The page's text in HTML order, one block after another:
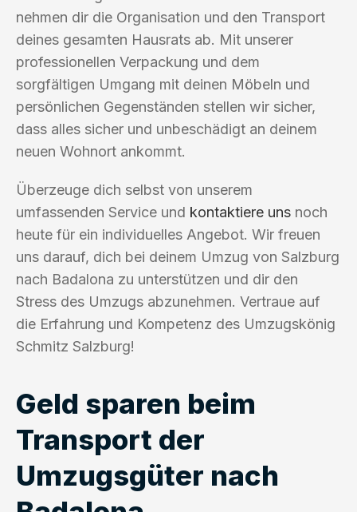
nehmen dir die Organisation und den Transport
deines gesamten Hausrats ab. Mit unserer
professionellen Verpackung und dem
sorgfältigen Umgang mit deinen Möbeln und
persönlichen Gegenständen stellen wir sicher,
dass alles sicher und unbeschädigt an deinem
neuen Wohnort ankommt.
Überzeuge dich selbst von unserem
umfassenden Service und kontaktiere uns noch
heute für ein individuelles Angebot. Wir freuen
uns darauf, dich bei deinem Umzug von Salzburg
nach Badalona zu unterstützen und dir den
Stress des Umzugs abzunehmen. Vertraue auf
die Erfahrung und Kompetenz des Umzugskönig
Schmitz Salzburg!
Geld sparen beim
Transport der
Umzugsgüter nach